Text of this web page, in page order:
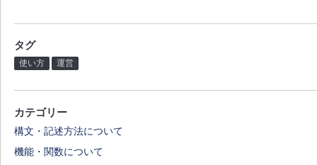
タグ
使い方 運営
カテゴリー
構文・記述方法について
機能・関数について